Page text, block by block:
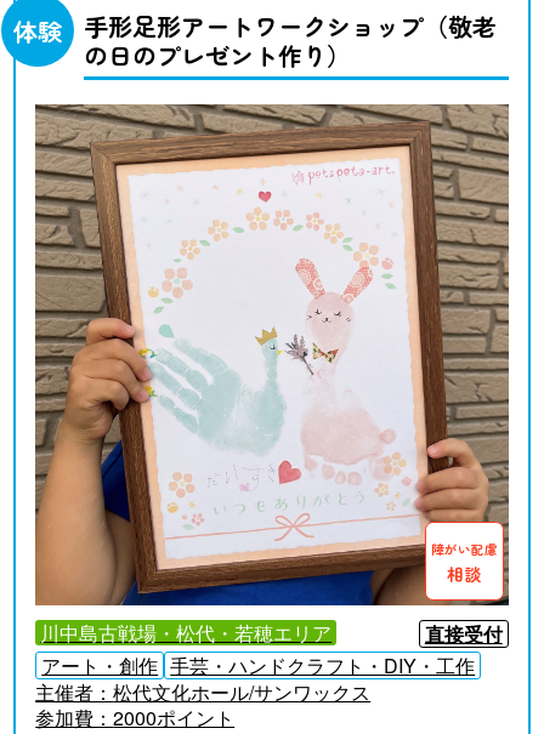
体験
手形足形アートワークショップ（敬老
の日のプレゼント作り）
障がい配慮
相談
川中島古戦場・松代・若穂エリア
直接受付
アート・創作 手芸・ハンドクラフト・DIY・工作
主催者：松代文化ホール/サンワックス
参加費：2000ポイント